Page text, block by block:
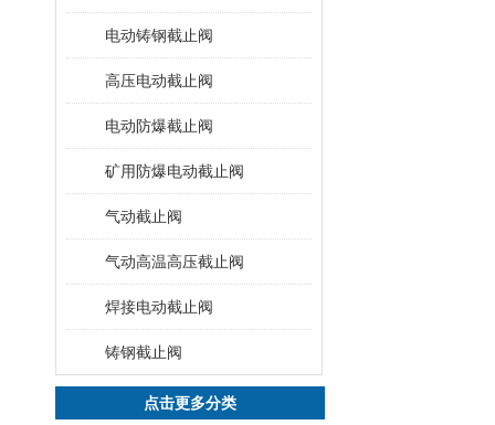
电动铸钢截止阀
高压电动截止阀
电动防爆截止阀
矿用防爆电动截止阀
气动截止阀
气动高温高压截止阀
焊接电动截止阀
铸钢截止阀
点击更多分类